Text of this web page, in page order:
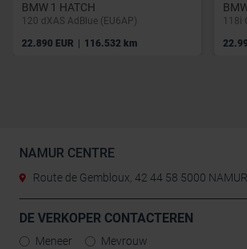
BMW 1 HATCH
120 dXAS AdBlue (EU6AP)
22.890 EUR | 116.532 km
118i
NAMUR CENTRE
Route de Gembloux, 42 44 58 5000 NAMUR
DE VERKOPER CONTACTEREN
Meneer Mevrouw